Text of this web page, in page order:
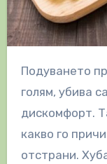
Подуването прави корема да изглежда по-
голям, убива
дискомфорт.
какво го
отстрани.